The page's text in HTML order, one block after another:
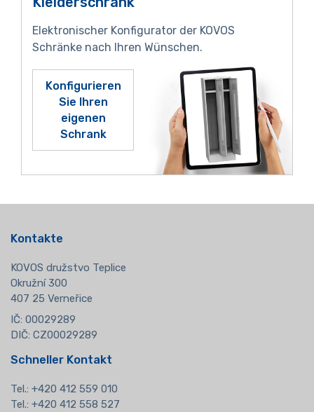
Elektronischer Konfigurator der KOVOS
Schränke nach Ihren Wünschen.
Konfigurieren
Sie Ihren
eigenen
Schrank
Kontakte
KOVOS družstvo Teplice
Okružní 300
407 25 Verneřice
IČ: 00029289
DIČ: CZ00029289
Schneller Kontakt
Tel.: +420 412 559 010
Tel.: +420 412 558 527